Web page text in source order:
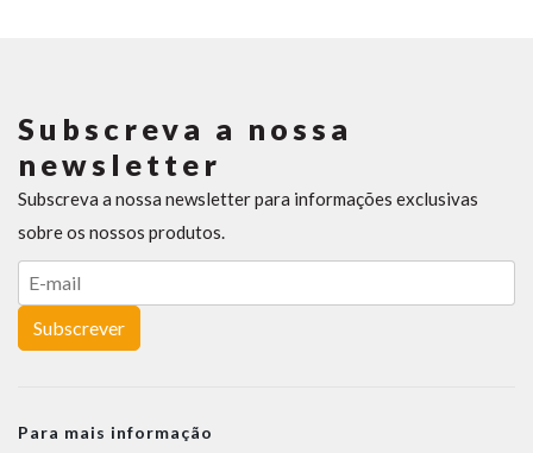
Subscreva a nossa
newsletter
Subscreva a nossa newsletter para informações exclusivas
sobre os nossos produtos.
Subscrever
Para mais informação